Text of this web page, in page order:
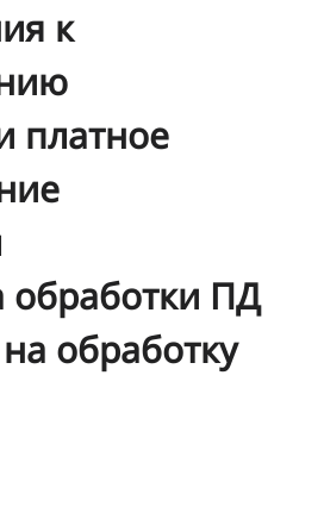
к
платное
обработки ПД
обработку